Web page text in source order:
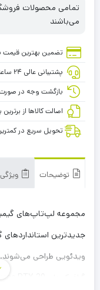
می‌باشند
تضمین بهترین قیمت
پشتیبانی عالی ۲۴ ساعته، ۷ روز هفته
بازگشت وجه در
اصالت کالاها از برترین
تحویل سریع در
توضیحات
جدیدترین
ویدئویی طراحی